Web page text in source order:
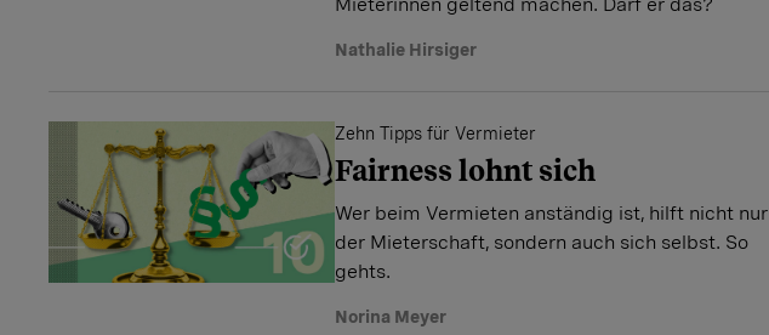
Nathalie Hirsiger
Zehn Tipps für Vermieter
Fairness lohnt sich
Wer beim Vermieten anständig ist, hilft nicht nur
der Mieterschaft, sondern auch sich selbst. So
gehts.
Norina Meyer